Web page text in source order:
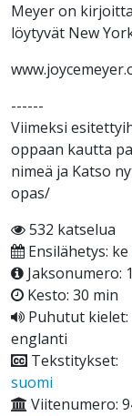
Meyer on
löytyvät New
------
Viimeksi
oppaan kautta
nimeä ja Katso
opas/​
532 katselua
Ensilähetys: ke
Jaksonumero:
Kesto: 30 min
Puhutut kielet:
englanti
Tekstitykset:
suomi
Viitenumero: